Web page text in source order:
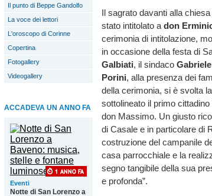
Il punto di Beppe Gandolfo
La voce dei lettori
L'oroscopo di Corinne
Copertina
Fotogallery
Videogallery
ACCADEVA UN ANNO FA
Eventi
Notte di San Lorenzo a
Il sagrato davanti alla
stato intitolato a don
cerimonia di intitolazione,
in occasione della festa di
Galbiati, il sindaco
Porini, alla presenza dei
della cerimonia, si è svolta
sottolineato il primo
don Massimo. Un giusto
di Casale e in particolare di
costruzione del campanile
casa parrocchiale e la
segno tangibile della sua
e profonda”.